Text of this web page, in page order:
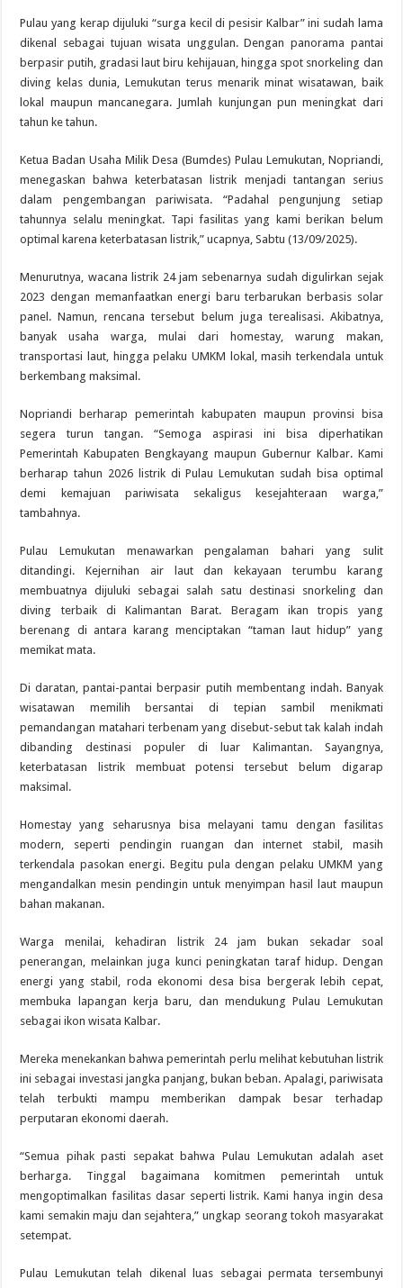
Pulau yang kerap dijuluki “surga kecil di pesisir Kalbar” ini sudah lama
dikenal sebagai tujuan wisata unggulan. Dengan panorama pantai
berpasir putih, gradasi laut biru kehijauan, hingga spot snorkeling dan
diving kelas dunia, Lemukutan terus menarik minat wisatawan, baik
lokal maupun mancanegara. Jumlah kunjungan pun meningkat dari
tahun ke tahun.
Ketua Badan Usaha Milik Desa (Bumdes) Pulau Lemukutan, Nopriandi,
menegaskan bahwa keterbatasan listrik menjadi tantangan serius
dalam pengembangan pariwisata. “Padahal pengunjung setiap
tahunnya selalu meningkat. Tapi fasilitas yang kami berikan belum
optimal karena keterbatasan listrik,” ucapnya, Sabtu (13/09/2025).
Menurutnya, wacana listrik 24 jam sebenarnya sudah digulirkan sejak
2023 dengan memanfaatkan energi baru terbarukan berbasis solar
panel. Namun, rencana tersebut belum juga terealisasi. Akibatnya,
banyak usaha warga, mulai dari homestay, warung makan,
transportasi laut, hingga pelaku UMKM lokal, masih terkendala untuk
berkembang maksimal.
Nopriandi berharap pemerintah kabupaten maupun provinsi bisa
segera turun tangan. “Semoga aspirasi ini bisa diperhatikan
Pemerintah Kabupaten Bengkayang maupun Gubernur Kalbar. Kami
berharap tahun 2026 listrik di Pulau Lemukutan sudah bisa optimal
demi kemajuan pariwisata sekaligus kesejahteraan warga,”
tambahnya.
Pulau Lemukutan menawarkan pengalaman bahari yang sulit
ditandingi. Kejernihan air laut dan kekayaan terumbu karang
membuatnya dijuluki sebagai salah satu destinasi snorkeling dan
diving terbaik di Kalimantan Barat. Beragam ikan tropis yang
berenang di antara karang menciptakan “taman laut hidup” yang
memikat mata.
Di daratan, pantai-pantai berpasir putih membentang indah. Banyak
wisatawan memilih bersantai di tepian sambil menikmati
pemandangan matahari terbenam yang disebut-sebut tak kalah indah
dibanding destinasi populer di luar Kalimantan. Sayangnya,
keterbatasan listrik membuat potensi tersebut belum digarap
maksimal.
Homestay yang seharusnya bisa melayani tamu dengan fasilitas
modern, seperti pendingin ruangan dan internet stabil, masih
terkendala pasokan energi. Begitu pula dengan pelaku UMKM yang
mengandalkan mesin pendingin untuk menyimpan hasil laut maupun
bahan makanan.
Warga menilai, kehadiran listrik 24 jam bukan sekadar soal
penerangan, melainkan juga kunci peningkatan taraf hidup. Dengan
energi yang stabil, roda ekonomi desa bisa bergerak lebih cepat,
membuka lapangan kerja baru, dan mendukung Pulau Lemukutan
sebagai ikon wisata Kalbar.
Mereka menekankan bahwa pemerintah perlu melihat kebutuhan listrik
ini sebagai investasi jangka panjang, bukan beban. Apalagi, pariwisata
telah terbukti mampu memberikan dampak besar terhadap
perputaran ekonomi daerah.
“Semua pihak pasti sepakat bahwa Pulau Lemukutan adalah aset
berharga. Tinggal bagaimana komitmen pemerintah untuk
mengoptimalkan fasilitas dasar seperti listrik. Kami hanya ingin desa
kami semakin maju dan sejahtera,” ungkap seorang tokoh masyarakat
setempat.
Pulau Lemukutan telah dikenal luas sebagai permata tersembunyi